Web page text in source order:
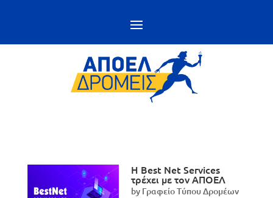
Η Best Net Services
τρέχει με τον ΑΠΟΕΛ
by Γραφείο Τύπου Δρομέων